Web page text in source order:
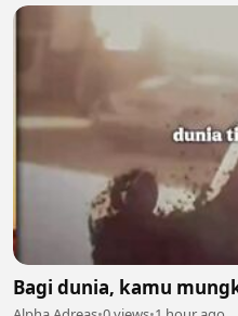
Bagi dunia, kamu